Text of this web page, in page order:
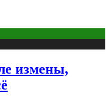
измены,